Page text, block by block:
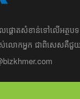
ល​ផ្ដោត​សំខាន់​ទៅ​លើ​អ
លោក​អ្នក​ ជាពិសេស​​គឺ​​ជួ